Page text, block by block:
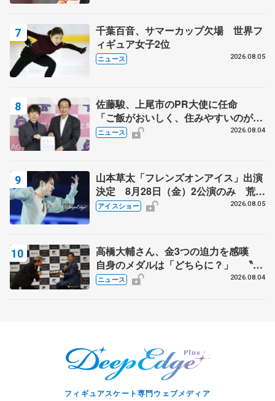
千葉百音、サマーカップ欠場 世界フ
ィギュア女子2位
ニュース 2026.08.05
佐藤駿、上尾市のPR大使に任命
「ご飯がおいしく、住みやすいのが魅
力」
ニュース 2026.08.04
山本草太「フレンズオンアイス」出演
決定 8月28日（金）2公演のみ 荒川
静香さんプロデュース、20周年のアイ
アイスショー 2026.08.05
高橋大輔さん、金3つの迫力を感嘆
自身のメダルは「どちらに？」 〝リ
ス兄弟〟オリンピック3連覇の野村忠
ニュース 2026.08.04
フィギュアスケート専門ウェブメディア